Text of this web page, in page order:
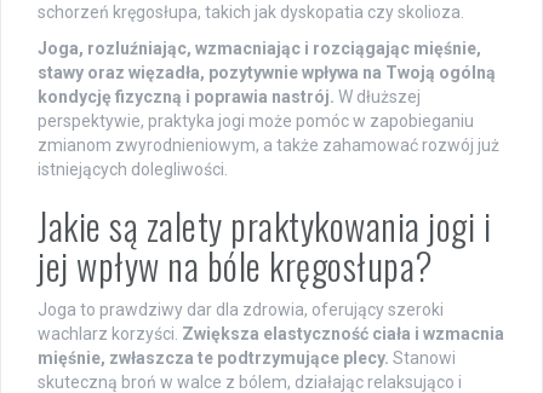
schorzeń kręgosłupa, takich jak dyskopatia czy skolioza.
Joga, rozluźniając, wzmacniając i rozciągając mięśnie,
stawy oraz więzadła, pozytywnie wpływa na Twoją ogólną
kondycję fizyczną i poprawia nastrój. W dłuższej
perspektywie, praktyka jogi może pomóc w zapobieganiu
zmianom zwyrodnieniowym, a także zahamować rozwój już
istniejących dolegliwości.
Jakie są zalety praktykowania jogi i
jej wpływ na bóle kręgosłupa?
Joga to prawdziwy dar dla zdrowia, oferujący szeroki
wachlarz korzyści. Zwiększa elastyczność ciała i wzmacnia
mięśnie, zwłaszcza te podtrzymujące plecy. Stanowi
skuteczną broń w walce z bólem, działając relaksująco i